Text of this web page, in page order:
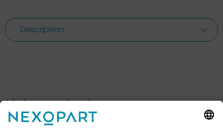
Description
Votre contact avec nous.
Avez-vous des questions ? Alors sil vous plaît